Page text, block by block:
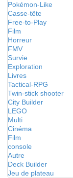
Pokémon-Like
Casse-tête
Free-to-Play
Film
Horreur
FMV
Survie
Exploration
Livres
Tactical-RPG
Twin-stick shooter
City Builder
LEGO
Multi
Cinéma
Film
console
Autre
Deck Builder
Jeu de plateau